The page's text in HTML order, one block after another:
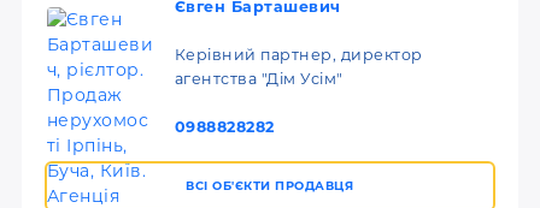
Євген Барташевич
Керівний партнер, директор
агентства "Дім Усім"
0988828282
ВСІ ОБ'ЄКТИ ПРОДАВЦЯ